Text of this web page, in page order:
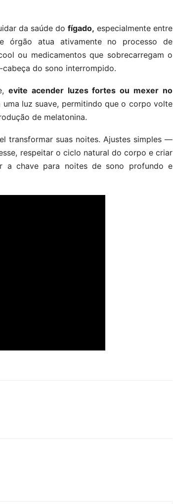
da saúde do fígado, especialmente entre
órgão atua ativamente no processo de
ou medicamentos que sobrecarregam o
do sono interrompido.
evite acender luzes fortes ou mexer no
luz suave, permitindo que o corpo volte
de melatonina.
transformar suas noites. Ajustes simples —
respeitar o ciclo natural do corpo e criar
a chave para noites de sono profundo e